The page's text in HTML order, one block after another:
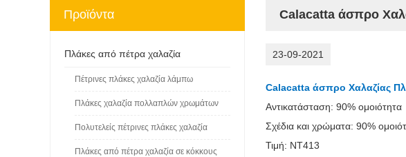
Calacatta άσπρο
23-09-2021
Calacatta άσπρο Χαλαζίας
Αντικατάσταση: 90% ομοιότητα
Σχέδια και χρώματα: 90%
Τιμή: NT413
Προϊόντα
Πλάκες από πέτρα χαλαζία
Πέτρινες πλάκες χαλαζία λάμπω
Πλάκες χαλαζία πολλαπλών χρωμάτων
Πολυτελείς πέτρινες πλάκες χαλαζία
Πλάκες από πέτρα χαλαζία σε κόκκους